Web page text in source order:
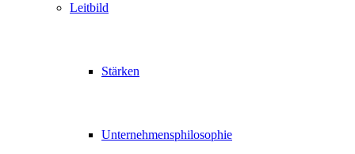
Leitbild
Stärken
Unternehmensphilosophie